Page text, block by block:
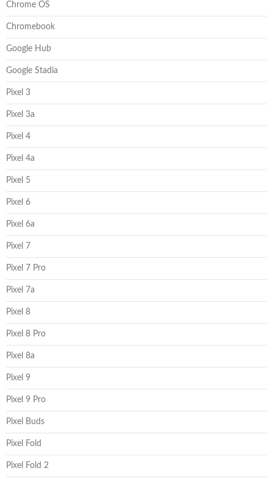
Chrome OS
Chromebook
Google Hub
Google Stadia
Pixel 3
Pixel 3a
Pixel 4
Pixel 4a
Pixel 5
Pixel 6
Pixel 6a
Pixel 7
Pixel 7 Pro
Pixel 7a
Pixel 8
Pixel 8 Pro
Pixel 8a
Pixel 9
Pixel 9 Pro
Pixel Buds
Pixel Fold
Pixel Fold 2